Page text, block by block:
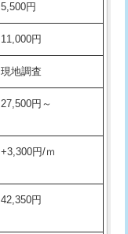
38,500円
22,000円
16,500円
現場見積
22,000円+材料費
16,500円
5,500円
11,000円
現地調査
27,500円～
+3,300円/ｍ
42,350円